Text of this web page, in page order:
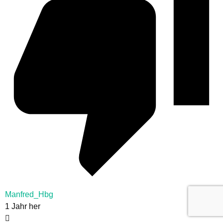
Manfred_Hbg
1 Jahr her